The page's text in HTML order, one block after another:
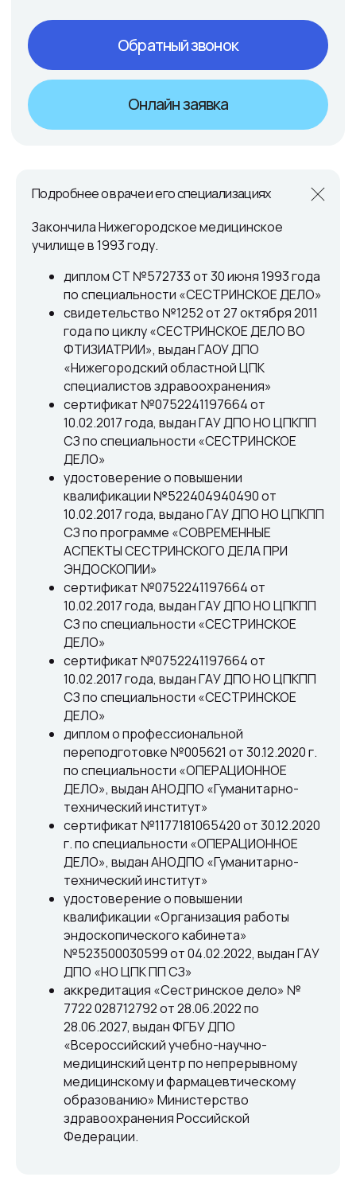
Подробнее о враче и его специализациях
Закончила Нижегородское медицинское
училище в 1993 году.
диплом СТ №572733 от 30 июня 1993 года
по специальности «СЕСТРИНСКОЕ ДЕЛО»
свидетельство №1252 от 27 октября 2011
года по циклу «СЕСТРИНСКОЕ ДЕЛО ВО
ФТИЗИАТРИИ», выдан ГАОУ ДПО
«Нижегородский областной ЦПК
специалистов здравоохранения»
сертификат №0752241197664 от
10.02.2017 года, выдан ГАУ ДПО НО ЦПКПП
СЗ по специальности «СЕСТРИНСКОЕ
ДЕЛО»
удостоверение о повышении
квалификации №522404940490 от
10.02.2017 года, выдано ГАУ ДПО НО ЦПКПП
СЗ по программе «СОВРЕМЕННЫЕ
АСПЕКТЫ СЕСТРИНСКОГО ДЕЛА ПРИ
ЭНДОСКОПИИ»
сертификат №0752241197664 от
10.02.2017 года, выдан ГАУ ДПО НО ЦПКПП
СЗ по специальности «СЕСТРИНСКОЕ
ДЕЛО»
сертификат №0752241197664 от
10.02.2017 года, выдан ГАУ ДПО НО ЦПКПП
СЗ по специальности «СЕСТРИНСКОЕ
ДЕЛО»
диплом о профессиональной
переподготовке №005621 от 30.12.2020 г.
по специальности «ОПЕРАЦИОННОЕ
ДЕЛО», выдан АНОДПО «Гуманитарно-
технический институт»
сертификат №1177181065420 от 30.12.2020
г. по специальности «ОПЕРАЦИОННОЕ
ДЕЛО», выдан АНОДПО «Гуманитарно-
технический институт»
удостоверение о повышении
квалификации «Организация работы
эндоскопического кабинета»
№523500030599 от 04.02.2022, выдан ГАУ
ДПО «НО ЦПК ПП СЗ»
аккредитация «Сестринское дело» №
7722 028712792 от 28.06.2022 по
28.06.2027, выдан ФГБУ ДПО
«Всероссийский учебно-научно-
медицинский центр по непрерывному
медицинскому и фармацевтическому
образованию» Министерство
здравоохранения Российской
Федерации.
Онлайн заявка
Обратный звонок
Патоличева 21Д
Место приема
Никифорова Татьяна
Вячеславовна
Медицинская сестра по физиотерапии
Нам доверяют свое здоровье с 2011 года
Высшая категория